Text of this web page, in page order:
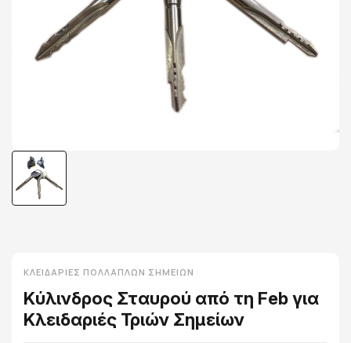
ΚΛΕΙΔΑΡΙΈΣ ΠΟΛΛΑΠΛΏΝ ΣΗΜΕΊΩΝ
Κύλινδρος Σταυρού από τη Feb για
Κλειδαριές Τριών Σημείων